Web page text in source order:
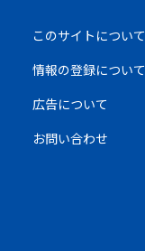
このサイトについて
情報の登録について
広告について
お問い合わせ